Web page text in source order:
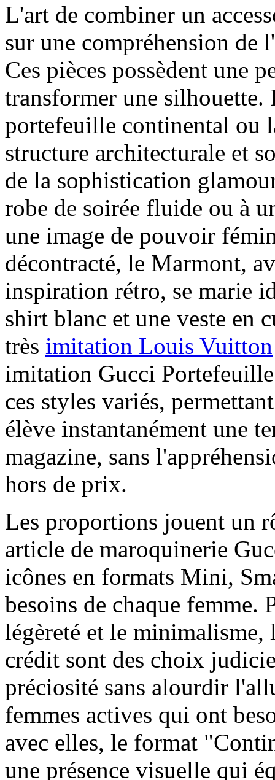
L'art de combiner un
sur une compréhension de
Ces pièces possèdent une
transformer une
portefeuille continental ou
structure architecturale et
de la sophistication
robe de soirée fluide ou à
une image de pouvoir
décontracté, le Marmont,
inspiration rétro, se marie
shirt blanc et une veste en
très imitation Louis Vuitton
imitation Gucci
ces styles variés,
élève instantanément une
magazine, sans
hors de prix.
Les proportions jouent un
article de maroquinerie
icônes en formats Mini,
besoins de chaque
légèreté et le
crédit sont des choix
préciosité sans alourdir
femmes actives qui ont
avec elles, le format
une présence visuelle qui